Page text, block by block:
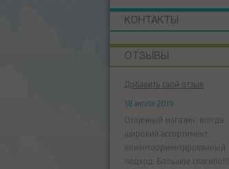
КОНТАКТЫ
ОТЗЫВЫ
Добавить свой отзыв
18 июля 2019
Отличный магазин, всегда
широкий ассортимент,
клиентоориентированный
подход. Большое спасибо!!!